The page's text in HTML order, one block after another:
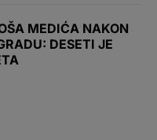
MEDIĆA NAKON
DESETI JE